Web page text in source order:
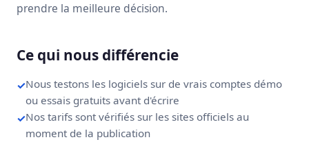
prendre la meilleure décision.
Ce qui nous différencie
Nous testons les logiciels sur de vrais comptes démo
ou essais gratuits avant d'écrire
Nos tarifs sont vérifiés sur les sites officiels au
moment de la publication